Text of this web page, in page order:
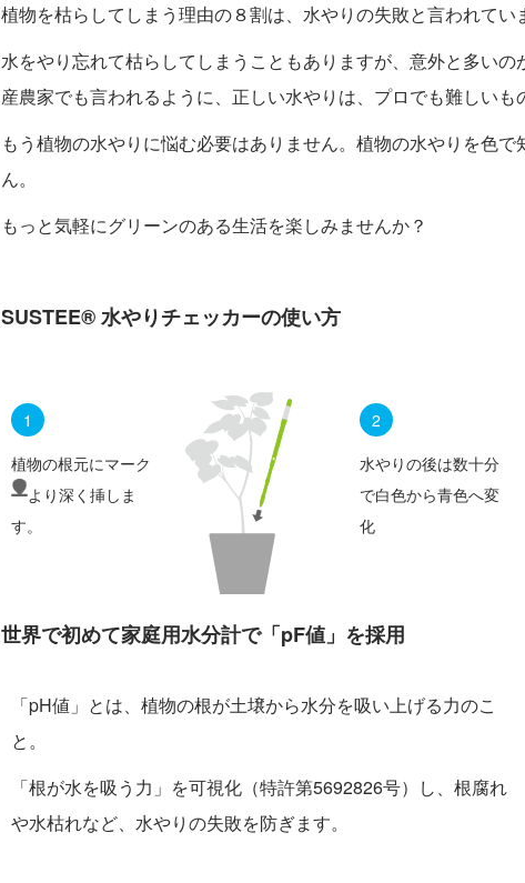
植物を枯らしてしまう理由の８割は、水やりの失敗と言われてい
水をやり忘れて枯らしてしまうこともありますが、意外と多い
産農家でも言われるように、正しい水やりは、プロでも難しいも
もう植物の水やりに悩む必要はありません。植物の水やりを色
ん。
もっと気軽にグリーンのある生活を楽しみませんか？
SUSTEE® 水やりチェッカーの使い方
1
植物の根元にマーク
より深く挿しま
す。
2
水やりの後は数十分
で白色から青色へ変
化
世界で初めて家庭用水分計で「pF値」を採用
「pH値」とは、植物の根が土壌から水分を吸い上げる力のこ
と。
「根が水を吸う力」を可視化（特許第5692826号）し、根腐れ
や水枯れなど、水やりの失敗を防ぎます。